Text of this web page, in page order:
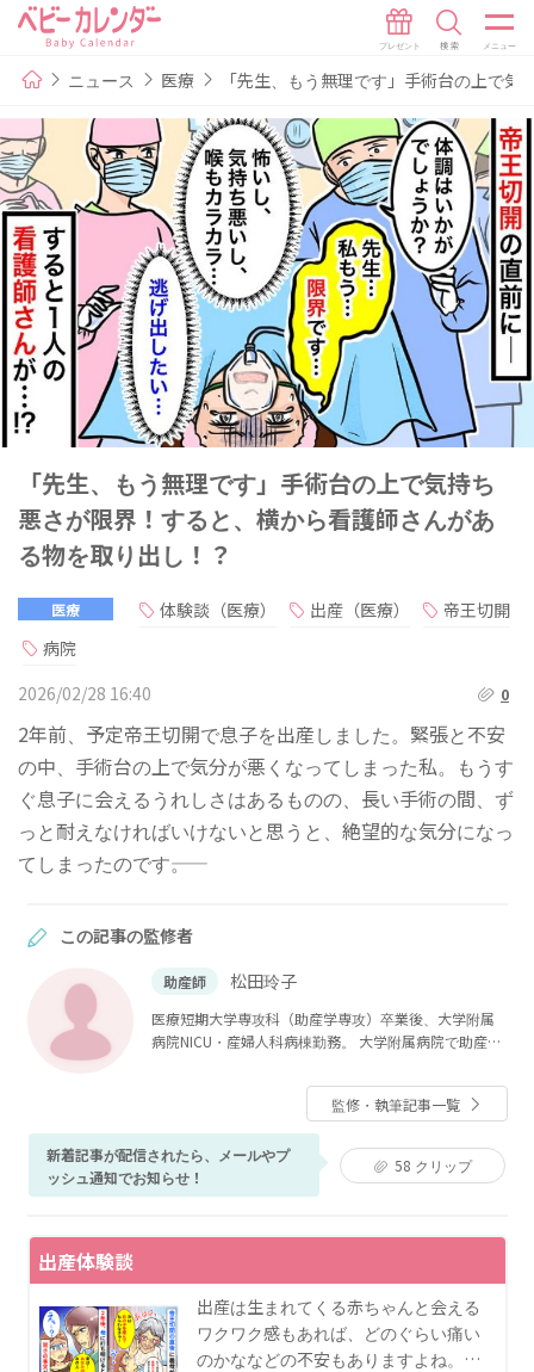
ニュース 医療 「先生、もう無理です」手術台の上で
「先生、もう無理です」手術台の上で気持ち
悪さが限界！すると、横から看護師さんがあ
る物を取り出し！？
医療 体験談（医療） 出産（医療）
帝王切開
病院
2026/02/28 16:40
0
2年前、予定帝王切開で息子を出産しました。緊張と不安
の中、手術台の上で気分が悪くなってしまった私。もうす
ぐ息子に会えるうれしさはあるものの、長い手術の間、ず
っと耐えなければいけないと思うと、絶望的な気分になっ
てしまったのです――。
この記事の監修者
助産師 松田玲子
医療短期大学専攻科（助産学専攻）卒業後、大学附属
病院NICU・産婦人科病棟勤務。 大学附属病院で助産師
程修了。その後、私立大学看護学部母性看護学助教を
経て、現在ベビーカレンダーで医療系の記事執筆・監
修に携わる。
監修・執筆記事一覧
新着記事が配信されたら、メールやプ
ッシュ通知でお知らせ！
58 クリップ
出産体験談
出産は生まれてくる赤ちゃんと会える
ワクワク感もあれば、どのぐらい痛い
のかななどの不安もありますよね。…